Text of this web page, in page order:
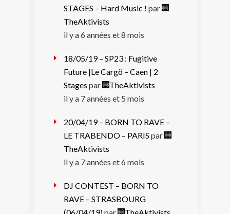
STAGES – Hard Music ! par
TheAktivists
il y a 6 années et 8 mois
18/05/19 – SP23 : Fugitive
Future |Le Cargö – Caen | 2
Stages par
TheAktivists
il y a 7 années et 5 mois
20/04/19 – BORN TO RAVE –
LE TRABENDO – PARIS par
TheAktivists
il y a 7 années et 6 mois
DJ CONTEST – BORN TO
RAVE – STRASBOURG
(06/04/19)par TheAktivists